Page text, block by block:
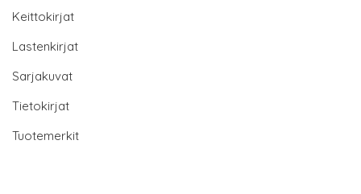
Keittokirjat
Lastenkirjat
Sarjakuvat
Tietokirjat
Tuotemerkit